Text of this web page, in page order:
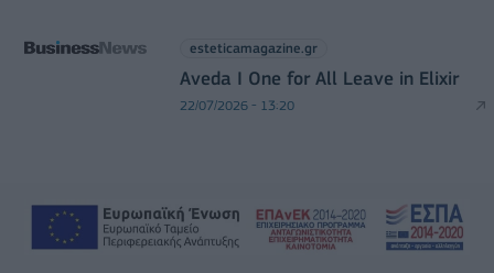
esteticamagazine.gr
Aveda I One for All Leave in Elixir
22/07/2026 - 13:20